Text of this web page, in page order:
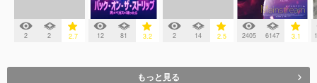
2 2 2.7 12 81 3.2 2 14 2.5 2405 6147 3.1
もっと見る